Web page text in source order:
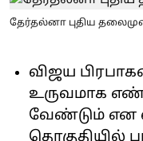
தேர்தல்னா புதிய
விஜய
உருவமாக
வேண்டும் என
தொகுதியில்